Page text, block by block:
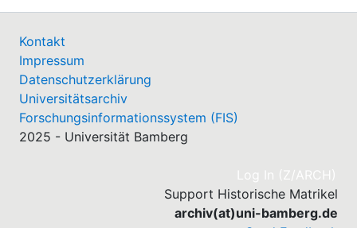
Kontakt
Impressum
Datenschutzerklärung
Universitätsarchiv
Forschungsinformationssystem (FIS)
2025 - Universität Bamberg
Log In (Z/ARCH)
Support Historische Matrikel
archiv(at)uni-bamberg.de